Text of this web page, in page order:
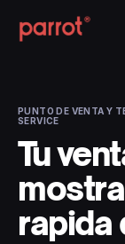
PUNTO DE VENTA Y
SERVICE
Tu
rapida